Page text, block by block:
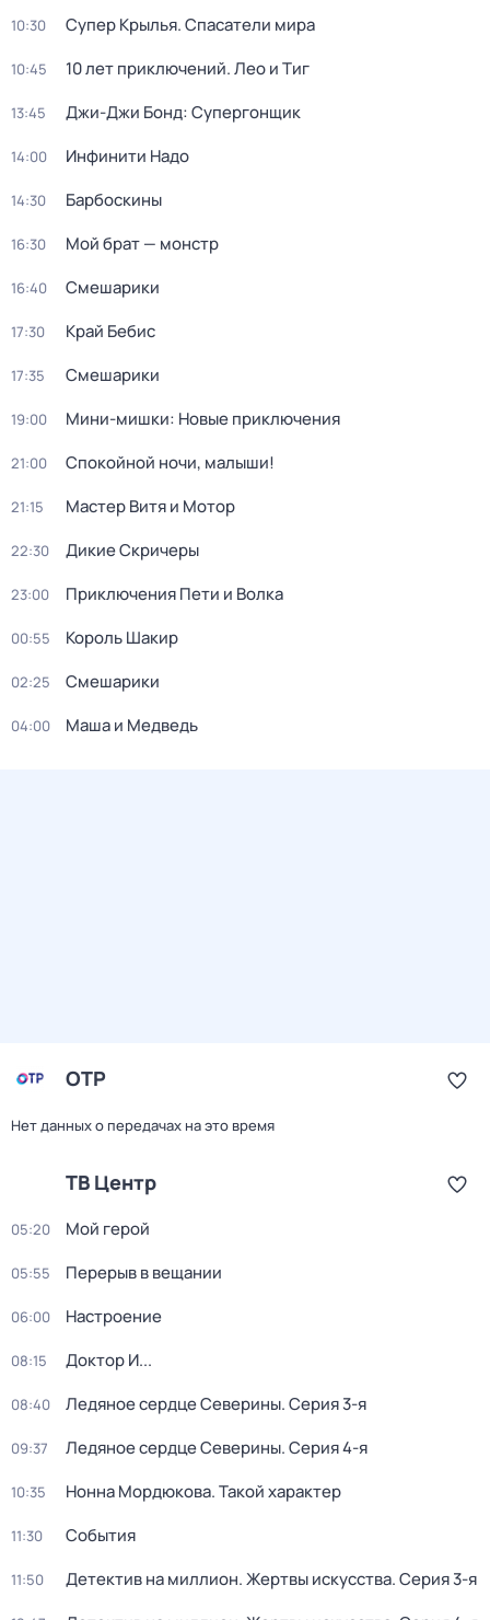
10:30 Супер Крылья. Спасатели мира
10:45 10 лет приключений. Лео и Тиг
13:45 Джи-Джи Бонд: Супергонщик
14:00 Инфинити Надо
14:30 Барбоскины
16:30 Мой брат — монстр
16:40 Смешарики
17:30 Край Бебис
17:35 Смешарики
19:00 Мини-мишки: Новые приключения
21:00 Спокойной ночи, малыши!
21:15 Мастер Витя и Мотор
22:30 Дикие Скричеры
23:00 Приключения Пети и Волка
00:55 Король Шакир
02:25 Смешарики
04:00 Маша и Медведь
ОТР
Нет данных о передачах на это время
ТВ Центр
05:20 Мой герой
05:55 Перерыв в вещании
06:00 Настроение
08:15 Доктор И...
08:40 Ледяное сердце Северины. Серия 3-я
09:37 Ледяное сердце Северины. Серия 4-я
10:35 Нонна Мордюкова. Такой характер
11:30 События
11:50 Детектив на миллион. Жертвы искусства. Серия 3-я